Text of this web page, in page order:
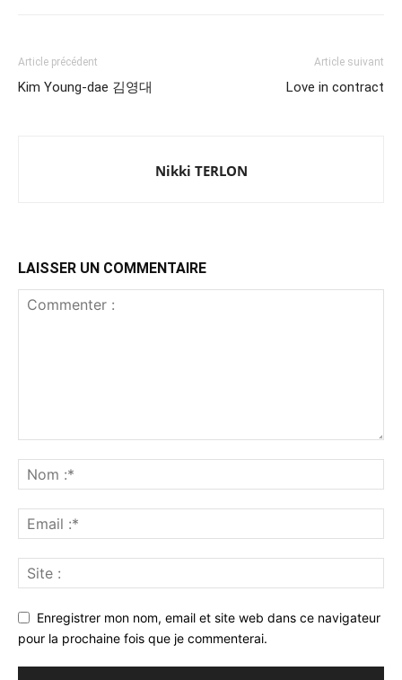
Article précédent
Kim Young-dae 김영대
Article suivant
Love in contract
Nikki TERLON
LAISSER UN COMMENTAIRE
Enregistrer mon nom, email et site web dans ce navigateur
pour la prochaine fois que je commenterai.